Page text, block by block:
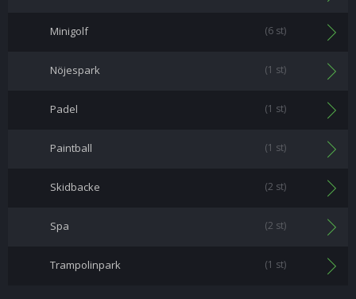
Minigolf (6 st)
Nöjespark (1 st)
Padel (1 st)
Paintball (1 st)
Skidbacke (2 st)
Spa (2 st)
Trampolinpark (1 st)